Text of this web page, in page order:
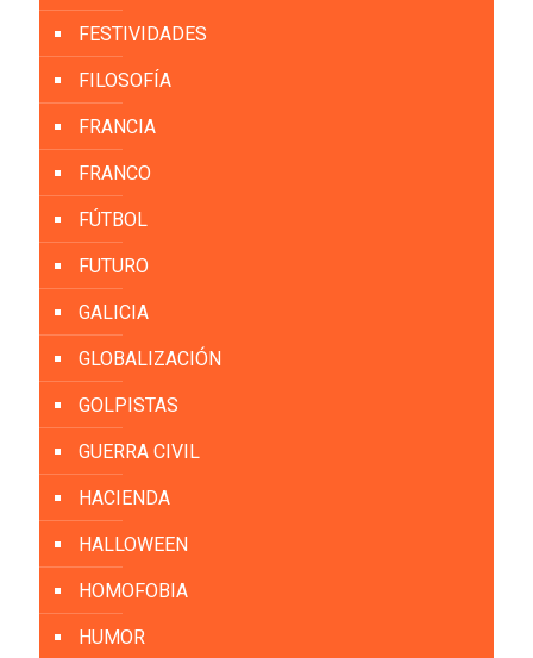
FESTIVIDADES
FILOSOFÍA
FRANCIA
FRANCO
FÚTBOL
FUTURO
GALICIA
GLOBALIZACIÓN
GOLPISTAS
GUERRA CIVIL
HACIENDA
HALLOWEEN
HOMOFOBIA
HUMOR